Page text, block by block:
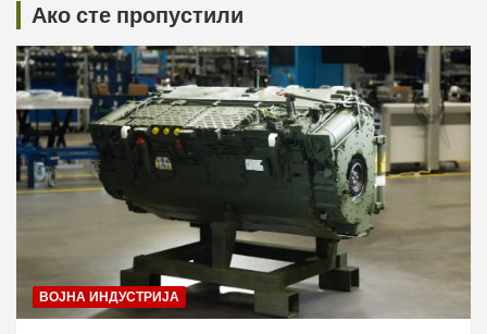
Ако сте пропустили
ВОЈНА ИНДУСТРИЈА